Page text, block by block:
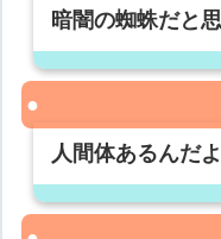
暗闇の蜘蛛だと
人間体あるんだ